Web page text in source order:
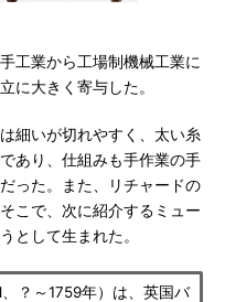
工業から工場制機械工業に
に大きく寄与した。
細いが切れやすく、太い糸
あり、仕組みも手作業の手
った。また、リチャードの
こで、次に紹介するミュー
として生まれた。
？～1759年）は、英国バ